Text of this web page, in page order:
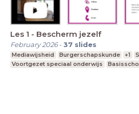
Les 1 - Bescherm jezelf
February 2026-37 slides
Mediawijsheid Burgerschapskunde +1
Voortgezet speciaal onderwijs